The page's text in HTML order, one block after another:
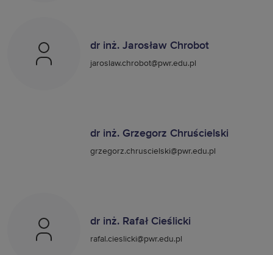
dr inż. Jarosław Chrobot
jaroslaw.chrobot@pwr.edu.pl
dr inż. Grzegorz Chruścielski
grzegorz.chruscielski@pwr.edu.pl
dr inż. Rafał Cieślicki
rafal.cieslicki@pwr.edu.pl